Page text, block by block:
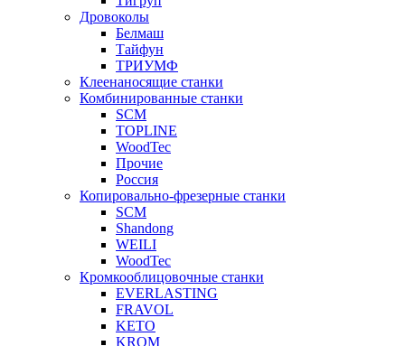
Дровоколы
Белмаш
Тайфун
ТРИУМФ
Клеенаносящие станки
Комбинированные станки
SCM
TOPLINE
WoodTec
Прочие
Россия
Копировально-фрезерные станки
SCM
Shandong
WEILI
WoodTec
Кромкооблицовочные станки
EVERLASTING
FRAVOL
KETO
KROM